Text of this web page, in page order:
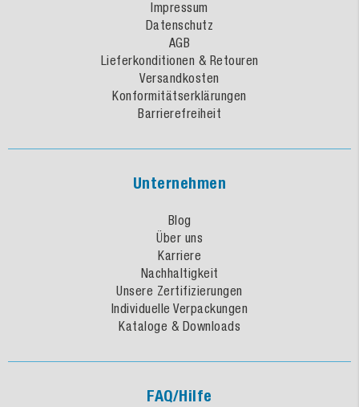
Impressum
Datenschutz
AGB
Lieferkonditionen & Retouren
Versandkosten
Konformitätserklärungen
Barrierefreiheit
Unternehmen
Blog
Über uns
Karriere
Nachhaltigkeit
Unsere Zertifizierungen
Individuelle Verpackungen
Kataloge & Downloads
FAQ/Hilfe